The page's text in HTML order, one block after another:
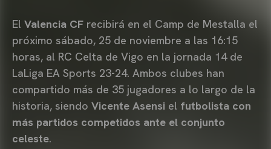
El Valencia CF recibirá en el Camp de Mestalla el
próximo sábado, 25 de noviembre a las 16:15
horas, al RC Celta de Vigo en la jornada 14 de
LaLiga EA Sports 23-24. Ambos clubes han
compartido más de 35 jugadores a lo largo de la
historia, siendo Vicente Asensi el futbolista con
más partidos competidos ante el conjunto
celeste.